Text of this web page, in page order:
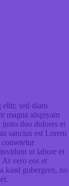
elitr, sed diam
magna aliquyam
justo duo dolores et
sanctus est Lorem
ut labore et
At vero eos et
kasd gubergren, no